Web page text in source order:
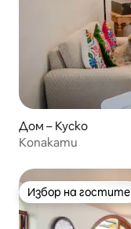
Дом – Куско
Копакати
Избор на гостите
Избор на гостите